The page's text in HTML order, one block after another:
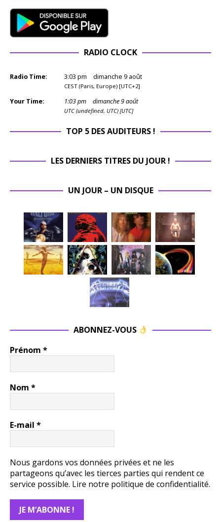
RADIO CLOCK
Radio Time: 3:03 pm dimanche 9 août
CEST (Paris, Europe) [UTC+2]
Your Time: 1:03pm dimanche 9 août
UTC (undefined, UTC) [UTC]
TOP 5 DES AUDITEURS !
LES DERNIERS TITRES DU JOUR !
UN JOUR – UN DISQUE
ABONNEZ-VOUS
Prénom *
Nom *
E-mail *
Nous gardons vos données privées et ne les
partageons qu’avec les tierces parties qui rendent ce
service possible. Lire notre politique de confidentialité.